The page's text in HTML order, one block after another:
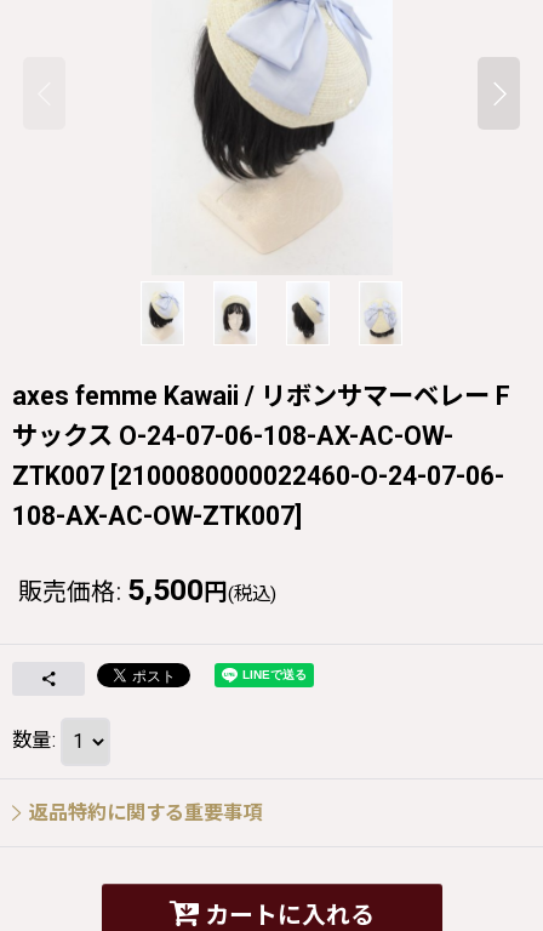
axes femme Kawaii / リボンサマーベレー F
サックス O-24-07-06-108-AX-AC-OW-
ZTK007 [2100080000022460-O-24-07-06-
108-AX-AC-OW-ZTK007]
販売価格: 5,500 円 (税込)
数量:
返品特約に関する重要事項
カートに入れる